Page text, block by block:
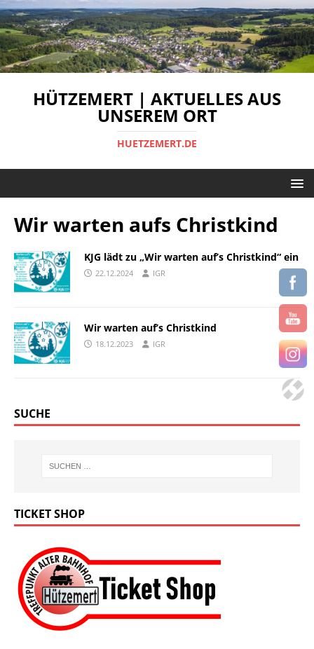
HÜTZEMERT | AKTUELLES AUS
UNSEREM ORT
HUETZEMERT.DE
Wir warten aufs Christkind
KJG lädt zu „Wir warten auf’s Christkind“ ein
22.12.2024 IGR
Wir warten auf’s Christkind
18.12.2023 IGR
SUCHE
TICKET SHOP